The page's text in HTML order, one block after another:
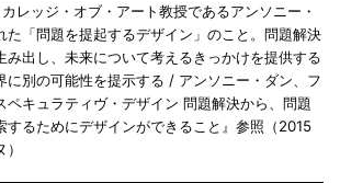
レッジ・オブ・アート教授であるアンソニー・
た「問題を提起するデザイン」のこと。問題解決
み出し、未来について考えるきっかけを提供する
に別の可能性を提示する / アンソニー・ダン、フ
ペキュラティヴ・デザイン 問題解決から、問題
るためにデザインができること』参照（2015